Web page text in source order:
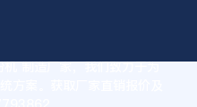
制造厂家，我们致力于为
方案。获取厂家直销报价及